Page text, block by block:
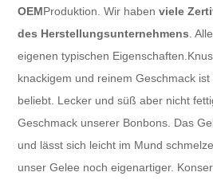
OEMProduktion. Wir haben viele
des Herstellungsunternehmens .
eigenen typischen
knackigem und reinem Geschmack
beliebt. Lecker und süß aber nicht
Geschmack unserer Bonbons. Das
und lässt sich leicht im Mund
unser Gelee noch eigenartiger.